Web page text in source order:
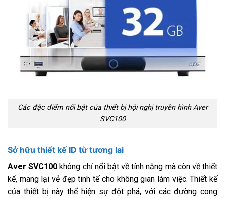
Các đặc điểm nổi bật của thiết bị hội nghị truyền hình Aver
SVC100
Sở hữu thiết kế ID từ tương lai
Aver SVC100 không chỉ nổi bật về tính năng mà còn về thiết
kế, mang lại vẻ đẹp tinh tế cho không gian làm việc. Thiết kế
của thiết bị này thể hiện sự đột phá, với các đường cong